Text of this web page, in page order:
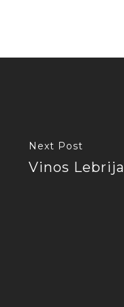
Next Post
Vinos Lebrija